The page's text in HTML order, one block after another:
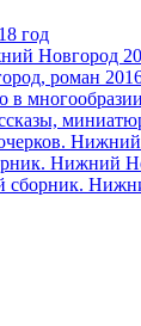
год
Новгород
роман
в
Нижний
сборник.